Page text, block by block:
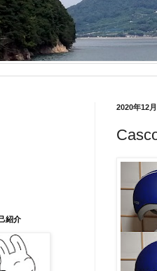
2020年12
紹介